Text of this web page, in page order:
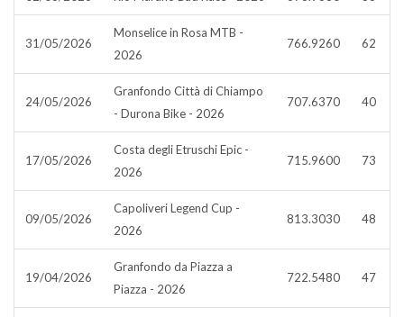
31/05/2026
Monselice in Rosa MTB -
2026
766.9260 62
24/05/2026
Granfondo Città di Chiampo
- Durona Bike - 2026
707.6370 40
17/05/2026
Costa degli Etruschi Epic -
2026
715.9600 73
09/05/2026
Capoliveri Legend Cup -
2026
813.3030 48
19/04/2026
Granfondo da Piazza a
Piazza - 2026
722.5480 47